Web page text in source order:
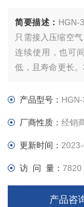
简要描述： HGN-
只需接入压缩空
连续使用，也可
低，且寿命更长
跟踪输出，断电
产品型号： HGN-
厂商性质：经销
更新时间：
访 问 量：7820
产品咨